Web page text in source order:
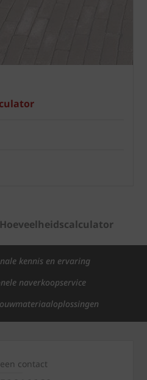
Hoeveelheidscalculator
kennis en ervaring
naverkoopservice
contact